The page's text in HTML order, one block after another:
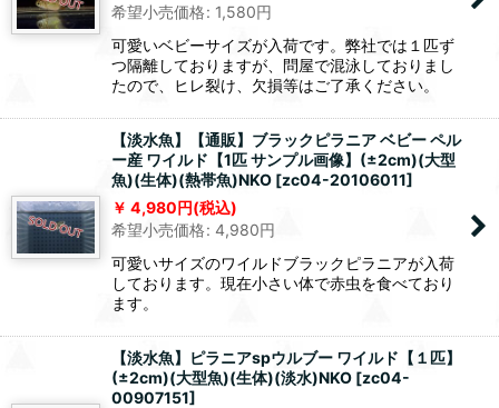
希望小売価格: 1,580円
可愛いベビーサイズが入荷です。弊社では１匹ず
つ隔離しておりますが、問屋で混泳しておりまし
たので、ヒレ裂け、欠損等はご了承ください。
【淡水魚】【通販】ブラックピラニア ベビー ペル
ー産 ワイルド【1匹 サンプル画像】(±2cm)(大型
魚)(生体)(熱帯魚)NKO [zc04-20106011]
4,980円(税込)
希望小売価格: 4,980円
可愛いサイズのワイルドブラックピラニアが入荷
しております。現在小さい体で赤虫を食べており
ます。
【淡水魚】ピラニアspウルブー ワイルド【１匹】
(±2cm)(大型魚)(生体)(淡水)NKO [zc04-
00907151]